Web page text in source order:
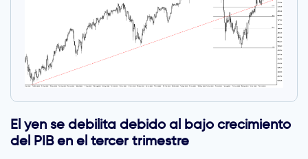
El yen se debilita debido al bajo crecimiento
del PIB en el tercer trimestre